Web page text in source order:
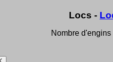
Locs -
Nombre d'engins